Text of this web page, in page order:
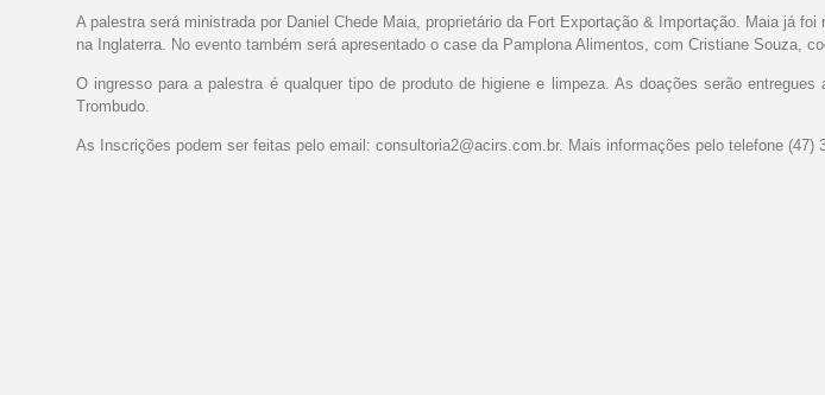
A palestra será ministrada por Daniel Chede Maia, proprietário da Fort Exportação & Importação. Maia já foi
na Inglaterra. No evento também será apresentado o case da Pamplona Alimentos, com Cristiane Souza,
O ingresso para a palestra é qualquer tipo de produto de higiene e limpeza. As doações serão
Trombudo.
As Inscrições podem ser feitas pelo email: consultoria2@acirs.com.br. Mais informações pelo telefone (47)